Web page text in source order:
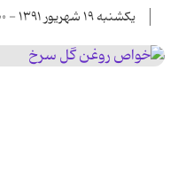
یکشنبه ۱۹ شهریور ۱۳۹۱ - ۰۰:۰۰